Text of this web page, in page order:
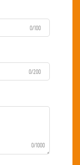
0/100
0/200
0/1000